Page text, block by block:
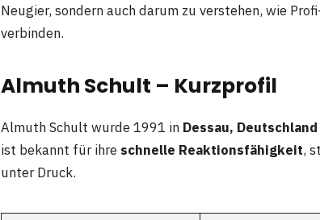
Neugier, sondern auch darum zu verstehen, wie
verbinden.
Almuth Schult – Kurzprofil
Almuth Schult wurde 1991 in Dessau, Deutschland
ist bekannt für ihre schnelle Reaktionsfähigkeit,
unter Druck.